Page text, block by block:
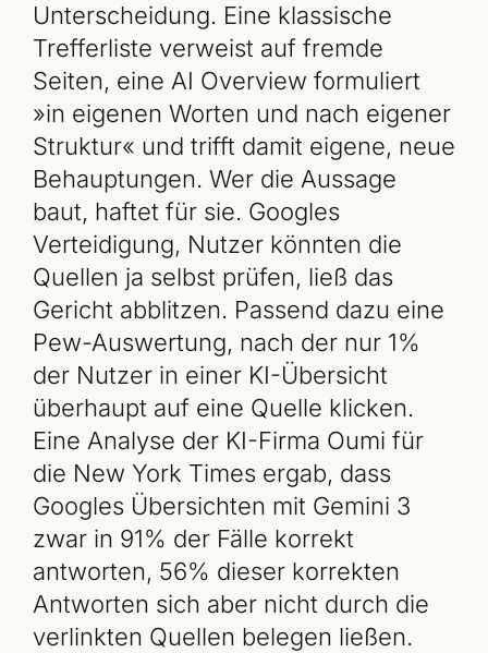
Unterscheidung. Eine klassische
Trefferliste verweist auf fremde
Seiten, eine AI Overview formuliert
»in eigenen Worten und nach eigener
Struktur« und trifft damit eigene, neue
Behauptungen. Wer die Aussage
baut, haftet für sie. Googles
Verteidigung, Nutzer könnten die
Quellen ja selbst prüfen, ließ das
Gericht abblitzen. Passend dazu eine
Pew-Auswertung, nach der nur 1%
der Nutzer in einer KI-Übersicht
überhaupt auf eine Quelle klicken.
Eine Analyse der KI-Firma Oumi für
die New York Times ergab, dass
Googles Übersichten mit Gemini 3
zwar in 91% der Fälle korrekt
antworten, 56% dieser korrekten
Antworten sich aber nicht durch die
verlinkten Quellen belegen ließen.